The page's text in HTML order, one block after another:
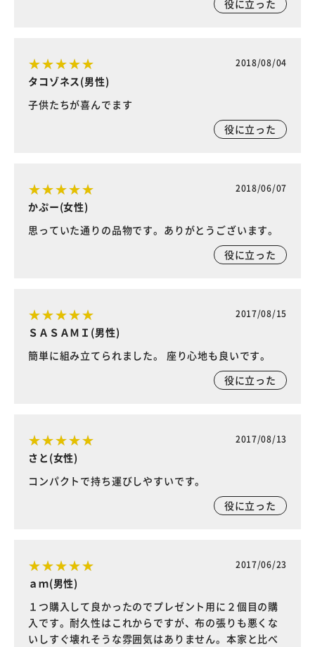
役に立った
2018/08/04
タコゾネス(男性)
子供たちが喜んでます
役に立った
2018/06/07
かぷー(女性)
思っていた通りの品物です。ありがとうございます。
役に立った
2017/08/15
ＳＡＳＡＭＩ(男性)
簡単に組み立てられました。 座り心地も良いです。
役に立った
2017/08/13
さと(女性)
コンパクトで持ち運びしやすいです。
役に立った
2017/06/23
ａｍ(男性)
１つ購入して良かったのでプレゼント用に２個目の購
入です。耐久性はこれからですが、布の張りも悪くな
いしすぐ壊れそうな雰囲気はありません。本家と比べ